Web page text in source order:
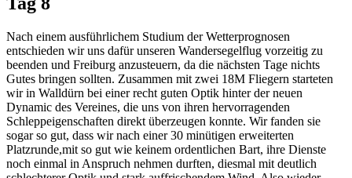
Nach einem ausführlichem Studium der Wetterprognosen
entschieden wir uns dafür unseren Wandersegelflug vorzeitig zu
beenden und Freiburg anzusteuern, da die nächsten Tage nichts
Gutes bringen sollten. Zusammen mit zwei 18M Fliegern starteten
wir in Walldürn bei einer recht guten Optik hinter der neuen
Dynamic des Vereines, die uns von ihren hervorragenden
Schleppeigenschaften direkt überzeugen konnte. Wir fanden sie
sogar so gut, dass wir nach einer 30 minütigen erweiterten
Platzrunde,mit so gut wie keinem ordentlichen Bart, ihre Dienste
noch einmal in Anspruch nehmen durften, diesmal mit deutlich